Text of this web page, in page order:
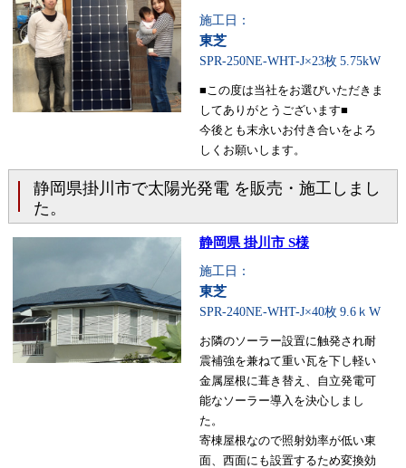
施工日：
東芝
SPR-250NE-WHT-J×23枚 5.75kW
■この度は当社をお選びいただきま
してありがとうございます■
今後とも末永いお付き合いをよろ
しくお願いします。
静岡県掛川市で太陽光発電 を販売・施工しまし
た。
静岡県 掛川市 S様
施工日：
東芝
SPR-240NE-WHT-J×40枚 9.6ｋW
お隣のソーラー設置に触発され耐
震補強を兼ねて重い瓦を下し軽い
金属屋根に葺き替え、自立発電可
能なソーラー導入を決心しまし
た。
寄棟屋根なので照射効率が低い東
面、西面にも設置するため変換効